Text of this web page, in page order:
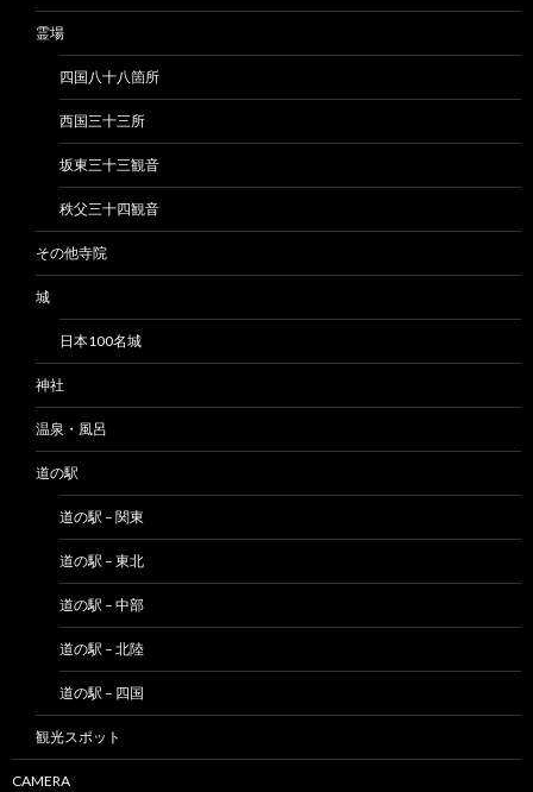
霊場
四国八十八箇所
西国三十三所
坂東三十三観音
秩父三十四観音
その他寺院
城
日本100名城
神社
温泉・風呂
道の駅
道の駅 – 関東
道の駅 – 東北
道の駅 – 中部
道の駅 – 北陸
道の駅 – 四国
観光スポット
CAMERA